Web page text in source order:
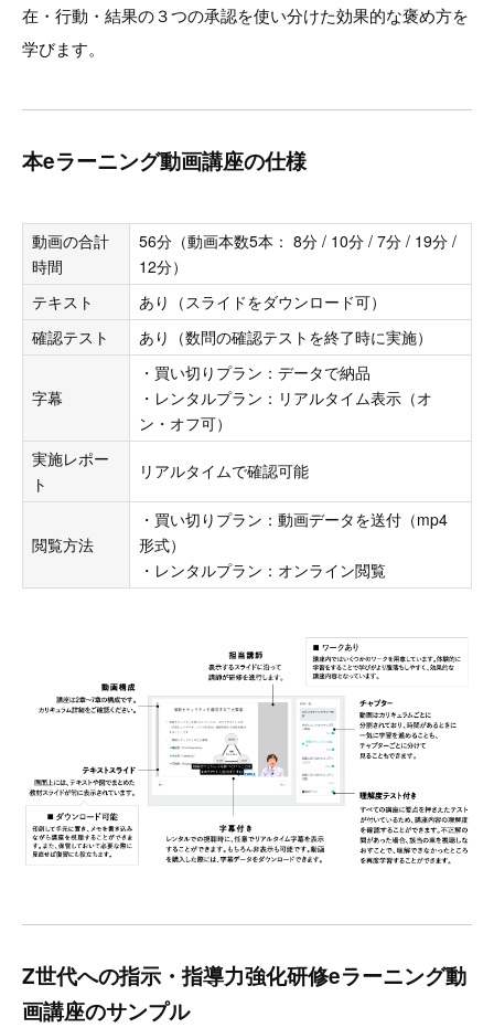
在・行動・結果の３つの承認を使い分けた効果的な褒め方を
学びます。
本eラーニング動画講座の仕様
動画の合計
時間
56分（動画本数5本： 8分 / 10分 / 7分 / 19分 /
12分）
テキスト
あり（スライドをダウンロード可）
確認テスト
あり（数問の確認テストを終了時に実施）
字幕
・買い切りプラン：データで納品
・レンタルプラン：リアルタイム表示（オ
ン・オフ可）
実施レポー
ト
リアルタイムで確認可能
閲覧方法
・買い切りプラン：動画データを送付（mp4
形式）
・レンタルプラン：オンライン閲覧
Z世代への指示・指導力強化研修eラーニング動
画講座のサンプル